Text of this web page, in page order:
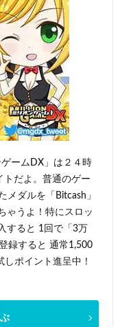
ームDX」は２４時
トだよ。普通のゲー
メダルを「Bitcash」
ゃうよ！特にスロッ
すると 1回で「3万
録すると 通常1,500
ポイント進呈中！